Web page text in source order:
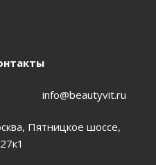
info@beautyvit.ru
Пятницкое шоссе,
27к1